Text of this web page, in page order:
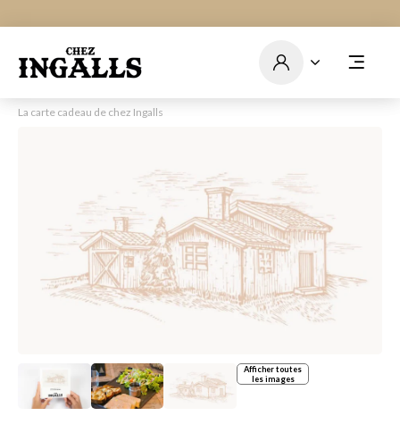
La carte cadeau de chez Ingalls
Afficher toutes
les images